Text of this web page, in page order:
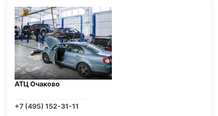
АТЦ Очаково
+7 (495) 152-31-11